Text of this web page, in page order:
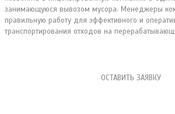
занимающуюся вывозом мусора. Менеджеры
правильную работу для эффективного и
транспортирования отходов на
ОСТАВИТЬ ЗАЯВКУ